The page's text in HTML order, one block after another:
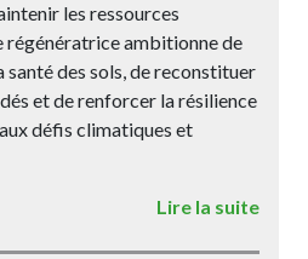
les ressources
régénératrice ambitionne de
des sols, de reconstituer
et de renforcer la résilience
défis climatiques et
Lire la suite